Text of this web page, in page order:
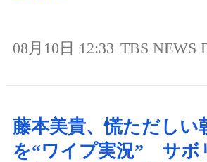
08月10日 12:33 TBS NEWS
藤本美貴、慌ただしい
を“ワイプ実況” サボ